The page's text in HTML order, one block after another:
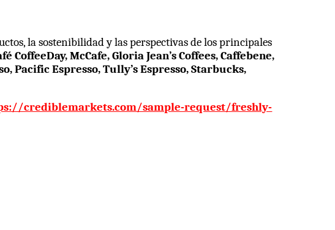
la sostenibilidad y las perspectivas de los principales
CoffeeDay, McCafe, Gloria Jean’s Coffees, Caffebene,
Pacific Espresso, Tully’s Espresso, Starbucks,
crediblemarkets.com/sample-request/freshly-